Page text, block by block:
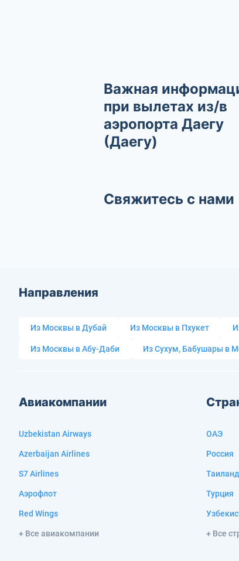
Важная
при вылетах из/в
аэропорта Даегу
(Даегу)
Свяжитесь с нами
Направления
Из Москвы в Дубай Из Москвы в Пхукет
Из Москвы в Абу-Даби Из Сухум, Бабушары в
Авиакомпании
Uzbekistan Airways
Azerbaijan Airlines
S7 Airlines
Аэрофлот
Red Wings
+ Все авиакомпании
ОАЭ
Россия
Таиланд
Турция
+ Все